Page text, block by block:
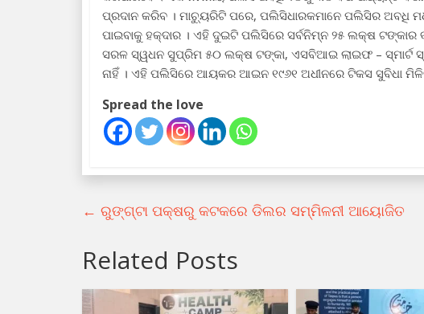
ପ୍ରଦାନ କରିବ । ମାଚ୍ୟୁରିଟି ପରେ, ପଲିସିଧାରକମାନେ ପଲିସିର ଅବଧି
ପାଇବାକୁ ହକ୍‌ଦାର । ଏହି ଦୁଇଟି ପଲିସିରେ ସର୍ବନିମ୍ନ ୨୫ ଲକ୍ଷ ଟଙ୍କାର
ସରଳ ସ୍ୱଧନ ସୁପ୍ରିମ ୫୦ ଲକ୍ଷ ଟଙ୍କା, ଏସବିଆଇ ଲାଇଫ – ସ୍ମାର୍ଟ
ନାହିଁ । ଏହି ପଲିସିରେ ଆୟକର ଆଇନ ୧୯୬୧ ଅଧୀନରେ ଟିକସ ସୁବିଧା
Spread the love
← ରୁଙ୍ଗ୍‌ଟା ପକ୍ଷରୁ କଟକରେ ଡିଲର ସମ୍ମିଳନୀ ଆୟୋଜିତ
Related Posts